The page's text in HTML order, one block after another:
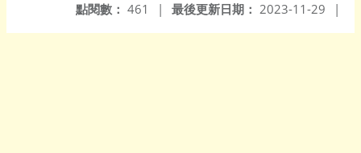
最後更新日期： 2023-11-29 |
點閱數： 461 |